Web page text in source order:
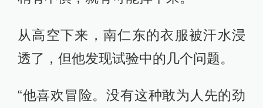
从高空下来，南仁东的衣服被汗水浸
透了，但他发现试验中的几个问题。
“他喜欢冒险。没有这种敢为人先的劲